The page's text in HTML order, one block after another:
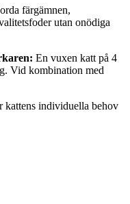
färgämnen,
utan onödiga
En vuxen katt på 4
Vid kombination med
kattens individuella behov